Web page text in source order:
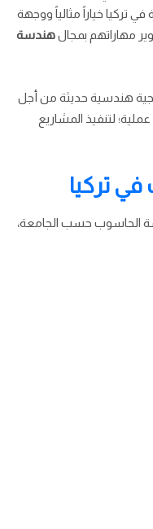
تركيا خياراً مثالياً ووجهة
مهاراتهم بمجالهندسة
هندسية حديثة من أجل
لتنفيذ المشاريع
تركيا
الحاسوب حسب الجامعة،